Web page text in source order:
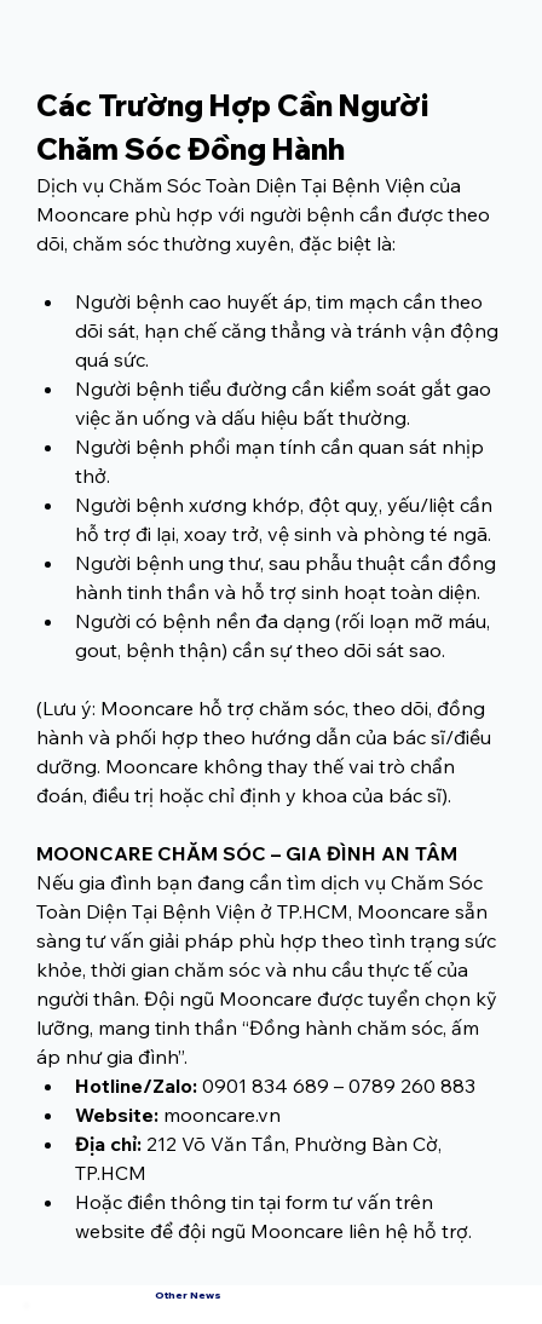
Các Trường Hợp Cần Người
Chăm Sóc Đồng Hành
Dịch vụ Chăm Sóc Toàn Diện Tại Bệnh Viện của
Mooncare phù hợp với người bệnh cần được theo
dõi, chăm sóc thường xuyên, đặc biệt là:
Người bệnh cao huyết áp, tim mạch cần theo
dõi sát, hạn chế căng thẳng và tránh vận động
quá sức.
Người bệnh tiểu đường cần kiểm soát gắt gao
việc ăn uống và dấu hiệu bất thường.
Người bệnh phổi mạn tính cần quan sát nhịp
thở.
Người bệnh xương khớp, đột quỵ, yếu/liệt cần
hỗ trợ đi lại, xoay trở, vệ sinh và phòng té ngã.
Người bệnh ung thư, sau phẫu thuật cần đồng
hành tinh thần và hỗ trợ sinh hoạt toàn diện.
Người có bệnh nền đa dạng (rối loạn mỡ máu,
gout, bệnh thận) cần sự theo dõi sát sao.
(Lưu ý: Mooncare hỗ trợ chăm sóc, theo dõi, đồng
hành và phối hợp theo hướng dẫn của bác sĩ/điều
dưỡng. Mooncare không thay thế vai trò chẩn
đoán, điều trị hoặc chỉ định y khoa của bác sĩ).
MOONCARE CHĂM SÓC – GIA ĐÌNH AN TÂM
Nếu gia đình bạn đang cần tìm dịch vụ Chăm Sóc
Toàn Diện Tại Bệnh Viện ở TP.HCM, Mooncare sẵn
sàng tư vấn giải pháp phù hợp theo tình trạng sức
khỏe, thời gian chăm sóc và nhu cầu thực tế của
người thân. Đội ngũ Mooncare được tuyển chọn kỹ
lưỡng, mang tinh thần “Đồng hành chăm sóc, ấm
áp như gia đình”.
Hotline/Zalo: 0901 834 689 – 0789 260 883
Website: mooncare.vn
Địa chỉ: 212 Võ Văn Tần, Phường Bàn Cờ,
TP.HCM
Hoặc điền thông tin tại form tư vấn trên
website để đội ngũ Mooncare liên hệ hỗ trợ.
Other News